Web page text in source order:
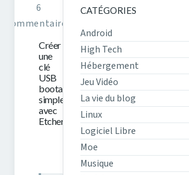
6
commentaires
Créer
une
clé
USB
bootable
simplement
avec
Etcher
CATÉGORIES
Android
High Tech
Hébergement
Jeu Vidéo
La vie du blog
Linux
Logiciel Libre
Moe
Musique